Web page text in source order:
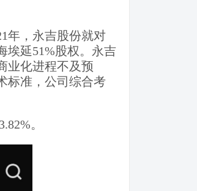
年，永吉股份就对
埃延51%股权。永吉
业化进程不及预
标准，公司综合考
。